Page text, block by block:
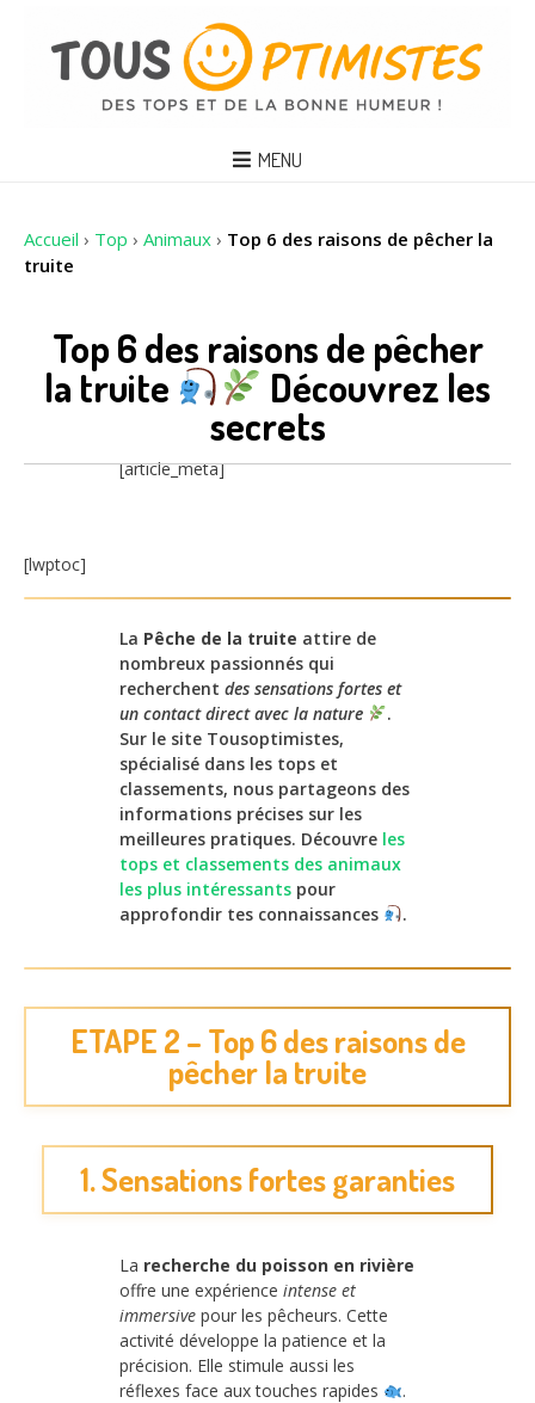
MENU
Accueil › Top › Animaux › Top 6 des raisons de pêcher la
truite
Top 6 des raisons de pêcher
la truite
Découvrez les
secrets
[article_meta]
[lwptoc]
La Pêche de la truite attire de
nombreux passionnés qui
recherchent des sensations fortes et
un contact direct avec la nature
.
Sur le site Tousoptimistes,
spécialisé dans les tops et
classements, nous partageons des
informations précises sur les
meilleures pratiques. Découvre les
tops et classements des animaux
les plus intéressants pour
approfondir tes connaissances
.
ETAPE 2 – Top 6 des raisons de
pêcher la truite
1. Sensations fortes garanties
La recherche du poisson en rivière
offre une expérience intense et
immersive pour les pêcheurs. Cette
activité développe la patience et la
précision. Elle stimule aussi les
réflexes face aux touches rapides
.